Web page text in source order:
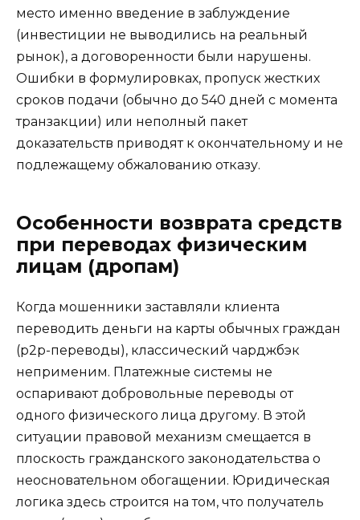
место именно введение в заблуждение
(инвестиции не выводились на реальный
рынок), а договоренности были нарушены.
Ошибки в формулировках, пропуск жестких
сроков подачи (обычно до 540 дней с момента
транзакции) или неполный пакет
доказательств приводят к окончательному и не
подлежащему обжалованию отказу.
Особенности возврата средств
при переводах физическим
лицам (дропам)
Когда мошенники заставляли клиента
переводить деньги на карты обычных граждан
(p2p-переводы), классический чарджбэк
неприменим. Платежные системы не
оспаривают добровольные переводы от
одного физического лица другому. В этой
ситуации правовой механизм смещается в
плоскость гражданского законодательства о
неосновательном обогащении. Юридическая
логика здесь строится на том, что получатель